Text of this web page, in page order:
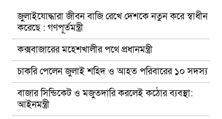
জুলাইযোদ্ধারা জীবন বাজি রেখে দেশকে নতুন করে স্বাধীন
করেছে : গণপূর্তমন্ত্রী
কক্সবাজারের মহেশখালীর পথে প্রধানমন্ত্রী
চাকরি পেলেন জুলাই শহিদ ও আহত পরিবারের ১০ সদস্য
বাজার সিন্ডিকেট ও মজুতদারি করলেই কঠোর ব্যবস্থা:
আইনমন্ত্রী